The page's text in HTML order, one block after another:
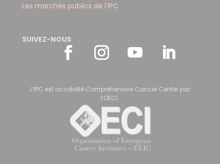
Les marchés publics de l'IPC
SUIVEZ-NOUS
L’IPC est accrédité Comprehensive Cancer Center par
l’OECI.